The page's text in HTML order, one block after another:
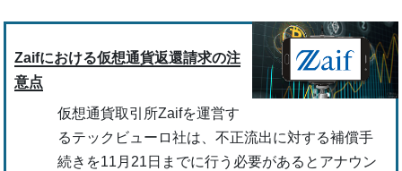
Zaifにおける仮想通貨返還請求の注
意点
仮想通貨取引所Zaifを運営す
るテックビューロ社は、不正流出に対する補償手
続きを11月21日までに行う必要があるとアナウン